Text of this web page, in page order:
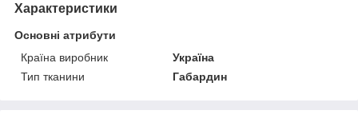
Характеристики
Основні атрибути
Країна виробник
Україна
Тип тканини
Габардин